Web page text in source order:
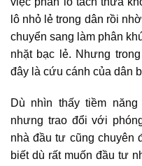
lô nhỏ lẻ trong dân rồi
chuyển sang làm phân
nhặt bạc lẻ. Nhưng
đây là cứu cánh của dân
Dù nhìn thấy tiềm năng
nhưng trao đổi với
nhà đầu tư cũng chuyên
biết dù rất muốn đầu tư